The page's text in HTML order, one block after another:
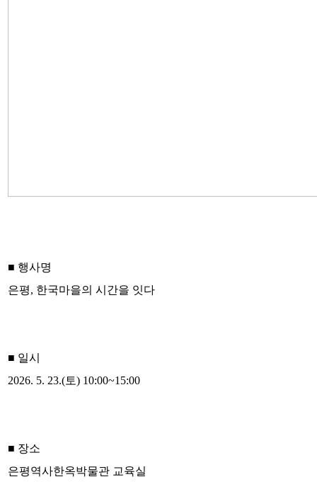
■ 행사명
은평, 한국마을의 시간을 잇다
■ 일시
2026. 5. 23.(토) 10:00~15:00
■ 장소
은평역사한옥박물관 교육실